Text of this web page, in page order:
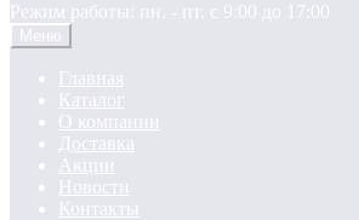
Режим работы: пн. - пт. c 9:00 до 17:00
Меню
Главная
Каталог
О компании
Доставка
Акции
Новости
Контакты